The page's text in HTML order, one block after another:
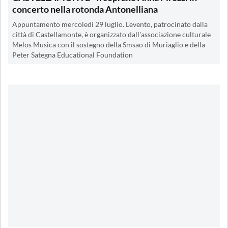
concerto nella rotonda Antonelliana
Appuntamento mercoledì 29 luglio. L'evento, patrocinato dalla
città di Castellamonte, è organizzato dall'associazione culturale
Melos Musica con il sostegno della Smsao di Muriaglio e della
Peter Sategna Educational Foundation